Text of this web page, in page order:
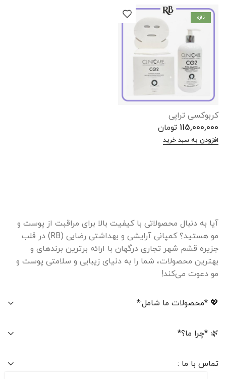
تازه
کربوکسی تراپی
115,000,000 تومان
افزودن به سبد خرید
آیا به دنبال محصولاتی با کیفیت بالا برای مراقبت از پوست و
مو هستید؟ کمپانی آرایشی و بهداشتی رضایی (RB) در قلب
جزیره قشم شهر تجاری درگهان با ارائه برترین برندهای و
بهترین محصولات، شما را به دنیای زیبایی و سلامتی پوست و
مو دعوت می‌کند!
💖 *محصولات ما شامل:*
🌿 *چرا ما؟*
تماس با ما :